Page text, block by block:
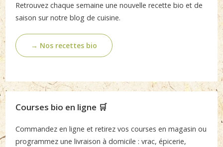
Retrouvez chaque semaine une nouvelle recette bio et de
saison sur notre blog de cuisine.
→ Nos recettes bio
Courses bio en ligne 🛒
Commandez en ligne et retirez vos courses en magasin ou
programmez une livraison à domicile : vrac, épicerie,